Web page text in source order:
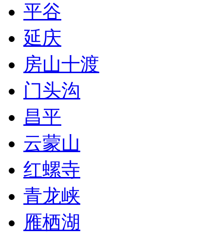
平谷
延庆
房山十渡
门头沟
昌平
云蒙山
红螺寺
青龙峡
雁栖湖